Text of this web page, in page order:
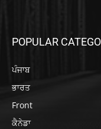
POPULAR
ਪੰਜਾਬ
ਭਾਰਤ
Front
ਕੈਨੇਡਾ